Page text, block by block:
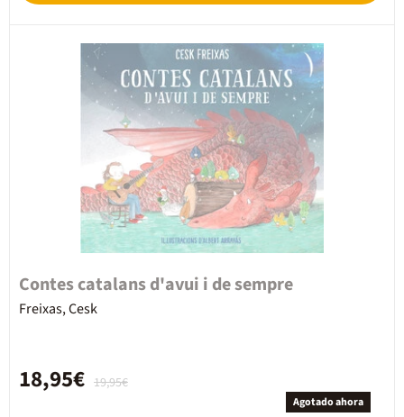
Contes catalans d'avui i de sempre
Freixas, Cesk
19,95€
18,95€
Agotado ahora